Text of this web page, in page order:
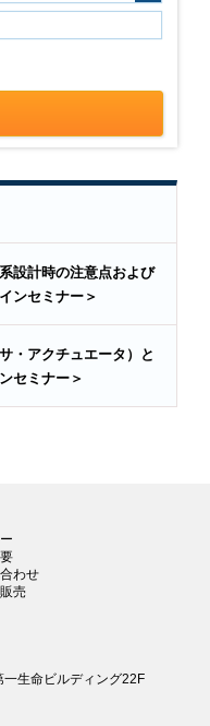
設計時の注意点および
ンセミナー＞
・アクチュエータ）と
セミナー＞
わせ
売
生命ビルディング22F